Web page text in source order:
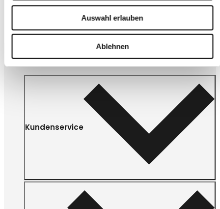
Auswahl erlauben
Ablehnen
Kundenservice